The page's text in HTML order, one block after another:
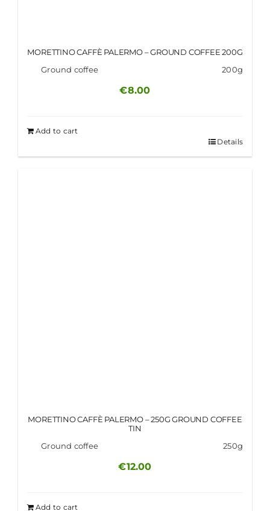
MORETTINO CAFFÈ PALERMO – GROUND COFFEE 200G
Ground coffee
200g
€8.00
Add to cart
Details
MORETTINO CAFFÈ PALERMO – 250G GROUND COFFEE
TIN
Ground coffee
250g
€12.00
Add to cart